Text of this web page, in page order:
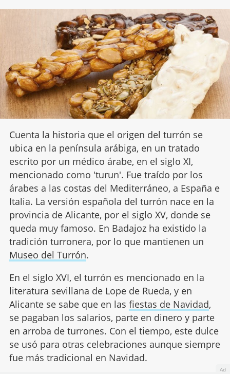
Cuenta la historia que el origen del turrón se
ubica en la península arábiga, en un tratado
escrito por un médico árabe, en el siglo XI,
mencionado como 'turun'. Fue traído por los
árabes a las costas del Mediterráneo, a España e
Italia. La versión española del turrón nace en la
provincia de Alicante, por el siglo XV, donde se
queda muy famoso. En Badajoz ha existido la
tradición turronera, por lo que mantienen un
Museo del Turrón.
En el siglo XVI, el turrón es mencionado en la
literatura sevillana de Lope de Rueda, y en
Alicante se sabe que en las fiestas de Navidad,
se pagaban los salarios, parte en dinero y parte
en arroba de turrones. Con el tiempo, este dulce
se usó para otras celebraciones aunque siempre
fue más tradicional en Navidad.
Ad